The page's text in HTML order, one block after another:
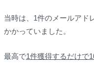
当時は、1件のメールアド
かかっていました。
最高で1件獲得するだけで